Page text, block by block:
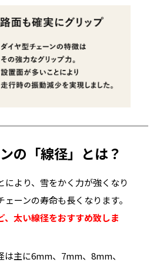
の「線径」とは？
により、雪をかく力が強くなり
ーンの寿命も長くなります。
、太い線径をおすすめ致しま
は主に6mm、7mm、8mm、